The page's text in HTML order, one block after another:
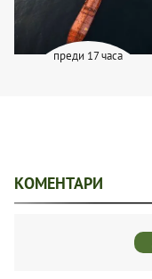
преди 17 часа
КОМЕНТАРИ